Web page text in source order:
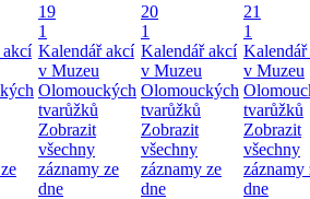
akcí
19
1
Kalendář akcí
v Muzeu
Olomouckých
tvarůžků
Zobrazit
všechny
záznamy ze
dne
20
1
Kalendář akcí
v Muzeu
Olomouckých
tvarůžků
Zobrazit
všechny
záznamy ze
dne
21
1
v Muzeu
tvarůžků
Zobrazit
všechny
záznamy
dne